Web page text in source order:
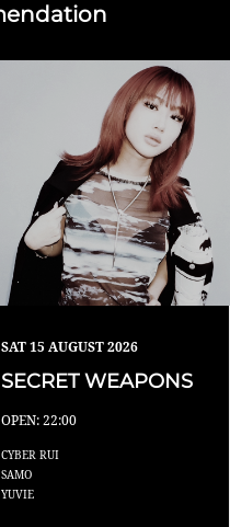
SAT15 AUGUST 2026
SECRET WEAPONS
OPEN: 22:00
CYBER RUI
SAMO
YUVIE